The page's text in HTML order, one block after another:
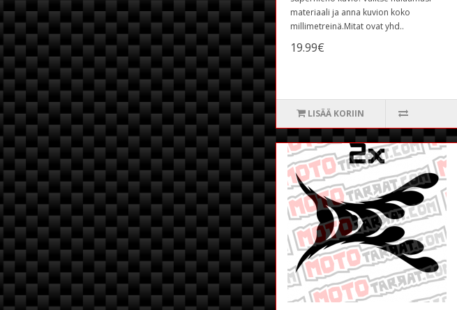
materiaali ja anna kuvion koko
millimetreinä.Mitat ovat yhd..
19.99€
LISÄÄ KORIIN